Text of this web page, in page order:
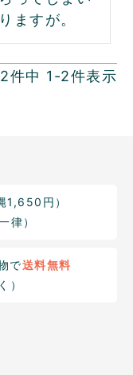
ますが。
2件中 1 -2件表示
1,650円）
律）
で送料無料
）